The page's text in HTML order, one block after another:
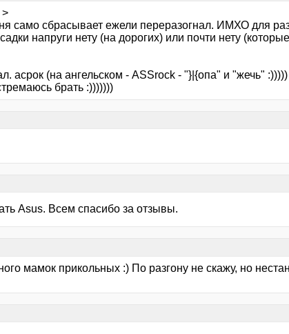
>
само сбрасывает ежели переразогнал. ИМХО для
напруги нету (на дорогих) или почти нету
асрок (на ангельском - ASSrock - "}|{опа" и "жечь"
брать :)))))))
Asus. Всем спасибо за отзывы.
мамок прикольных :) По разгону не скажу, но